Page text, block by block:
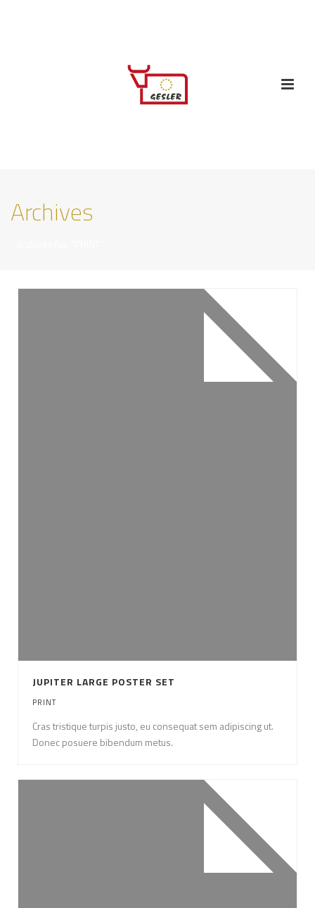
Archives
JUPITER LARGE POSTER SET
PRINT
Cras tristique turpis justo, eu consequat sem adipiscing ut.
Donec posuere bibendum metus.